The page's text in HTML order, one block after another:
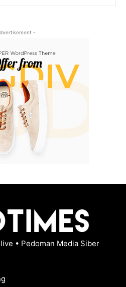
-
• Pedoman Media Siber